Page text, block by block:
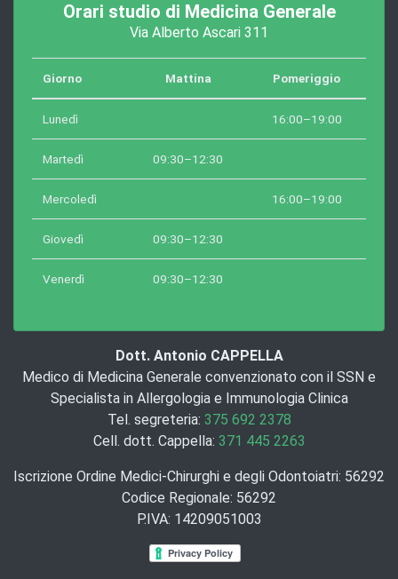
Orari studio di Medicina Generale
Via Alberto Ascari 311
Giorno Mattina Pomeriggio
Lunedì 16:00–19:00
Martedì 09:30–12:30
Mercoledì 16:00–19:00
Giovedì 09:30–12:30
Venerdì 09:30–12:30
Dott. Antonio CAPPELLA
Medico di Medicina Generale convenzionato con il SSN e
Specialista in Allergologia e Immunologia Clinica
Tel. segreteria: 375 692 2378
Cell. dott. Cappella: 371 445 2263
Iscrizione Ordine Medici-Chirurghi e degli Odontoiatri: 56292
Codice Regionale: 56292
P.IVA: 14209051003